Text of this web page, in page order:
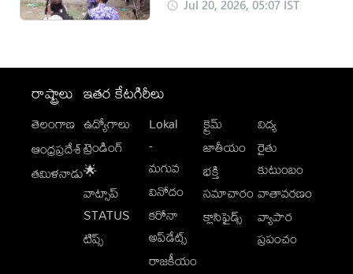
Jul 20, 2026, 05:07 IST
రాష్ట్రాలు
తెలంగాణ
ఆంధ్రప్రదేశ్
తమిళనాడు
ఇతర కేటగిరీలు
ఉద్యోగాలు
ట్రెండింగ్
🌟
వాట్సాప్
STATUS
టిప్స్
Lokal
-
మగువ
వినోదం
కరోనా
అప్‌డేట్స్
రాజకీయం
క్రైమ్
జాతీయం
భక్తి
సమాచారం
క్లాసిఫైడ్స్
విద్య
రైతు
కుటుంబం
వాతావరణం
వ్యాపార
ప్రపంచం